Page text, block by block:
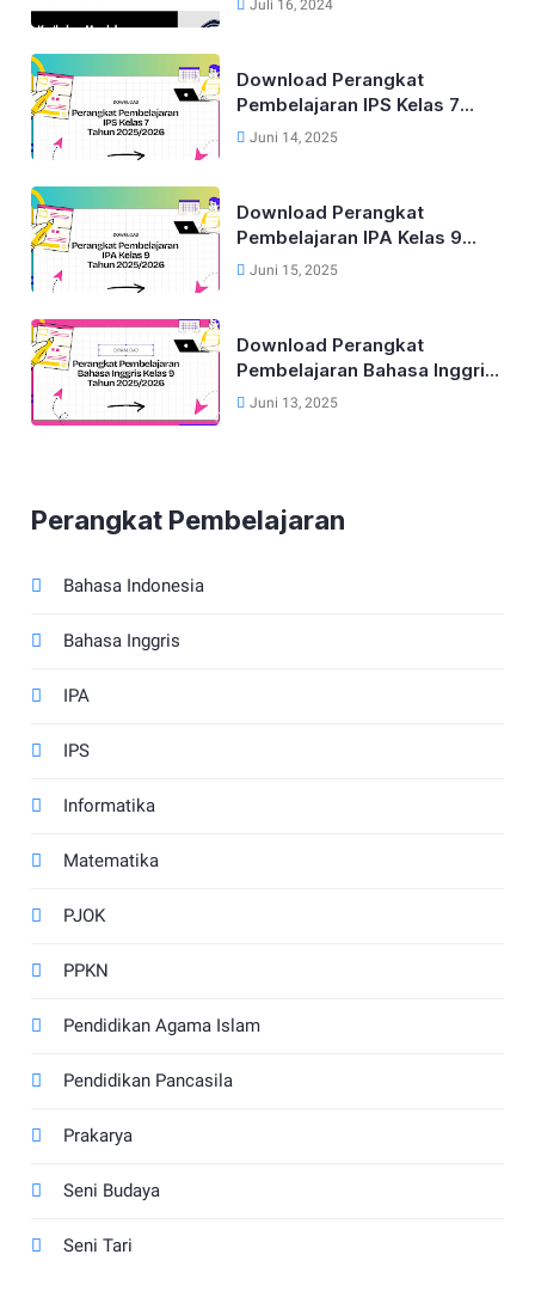
Juli 16, 2024
Download Perangkat
Pembelajaran IPS Kelas 7
Kurikulum Merdeka Tahun
Juni 14, 2025
Download Perangkat
Pembelajaran IPA Kelas 9
Kurikulum Merdeka Tahun
Juni 15, 2025
Download Perangkat
Pembelajaran Bahasa Inggris
Lengkap Untuk Kelas 9 Tahun
Juni 13, 2025
Perangkat Pembelajaran
Bahasa Indonesia
Bahasa Inggris
IPA
IPS
Informatika
Matematika
PJOK
PPKN
Pendidikan Agama Islam
Pendidikan Pancasila
Prakarya
Seni Budaya
Seni Tari